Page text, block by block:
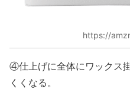
https://
④仕上げに全体にワックス
くくなる。